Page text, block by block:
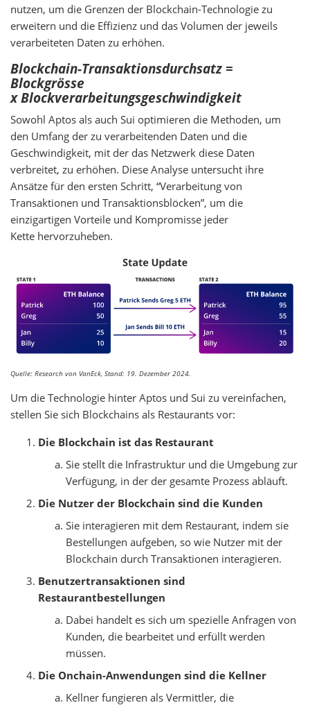
nutzen, um die Grenzen der Blockchain-Technologie zu
erweitern und die Effizienz und das Volumen der jeweils
verarbeiteten Daten zu erhöhen.
Blockchain-Transaktionsdurchsatz =
Blockgrösse
x Blockverarbeitungsgeschwindigkeit
Sowohl Aptos als auch Sui optimieren die Methoden, um
den Umfang der zu verarbeitenden Daten und die
Geschwindigkeit, mit der das Netzwerk diese Daten
verbreitet, zu erhöhen. Diese Analyse untersucht ihre
Ansätze für den ersten Schritt, “Verarbeitung von
Transaktionen und Transaktionsblöcken”, um die
einzigartigen Vorteile und Kompromisse jeder
Kette hervorzuheben.
Quelle: Research von VanEck, Stand: 19. Dezember 2024.
Um die Technologie hinter Aptos und Sui zu vereinfachen,
stellen Sie sich Blockchains als Restaurants vor:
Die Blockchain ist das Restaurant
Sie stellt die Infrastruktur und die Umgebung zur
Verfügung, in der der gesamte Prozess abläuft.
Die Nutzer der Blockchain sind die Kunden
Sie interagieren mit dem Restaurant, indem sie
Bestellungen aufgeben, so wie Nutzer mit der
Blockchain durch Transaktionen interagieren.
Benutzertransaktionen sind
Restaurantbestellungen
Dabei handelt es sich um spezielle Anfragen von
Kunden, die bearbeitet und erfüllt werden
müssen.
Die Onchain-Anwendungen sind die Kellner
Kellner fungieren als Vermittler, die